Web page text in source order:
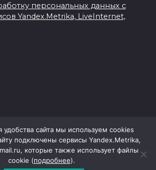
персональных данных с
Yandex.Metrika, LiveInternet,
сайта мы используем cookies
подключены сервисы Yandex.Metrika,
которые также использует файлы
cookie (подробнее).